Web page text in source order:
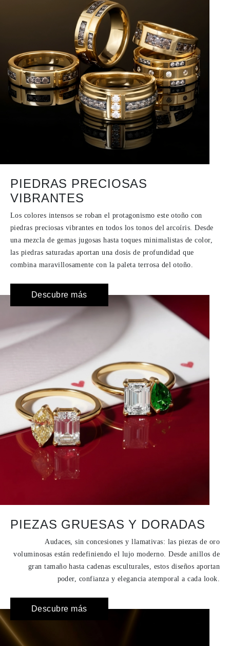
PIEDRAS PRECIOSAS
VIBRANTES
Los colores intensos se roban el protagonismo este otoño con
piedras preciosas vibrantes en todos los tonos del arcoíris. Desde
una mezcla de gemas jugosas hasta toques minimalistas de color,
las piedras saturadas aportan una dosis de profundidad que
combina maravillosamente con la paleta terrosa del otoño.
Descubre más
PIEZAS GRUESAS Y DORADAS
Audaces, sin concesiones y llamativas: las piezas de oro
voluminosas están redefiniendo el lujo moderno. Desde anillos de
gran tamaño hasta cadenas esculturales, estos diseños aportan
poder, confianza y elegancia atemporal a cada look.
Descubre más